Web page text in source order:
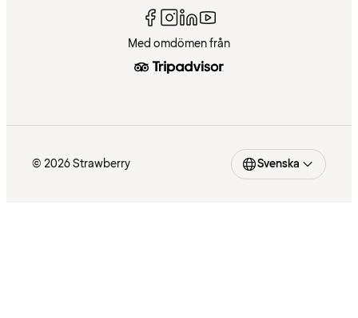
Med omdömen från
© 2026 Strawberry Svenska